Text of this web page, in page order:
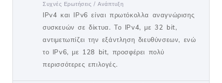
Συχνές Ερωτήσεις / Ανάπτυξη
IPv4 και IPv6 είναι πρωτόκολλα αναγνώρισης
συσκευών σε δίκτυα. Το IPv4, με 32 bit,
αντιμετωπίζει την εξάντληση διευθύνσεων, ενώ
το IPv6, με 128 bit, προσφέρει πολύ
περισσότερες επιλογές.